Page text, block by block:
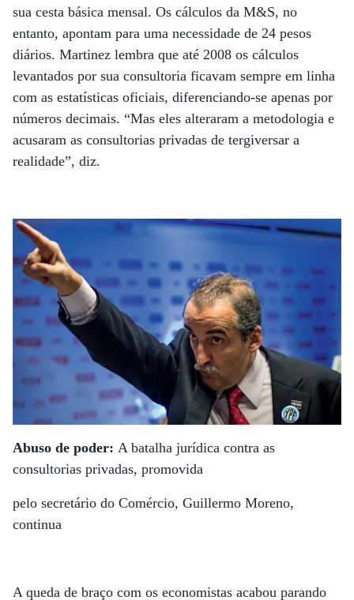
sua cesta básica mensal. Os cálculos da M&S, no
entanto, apontam para uma necessidade de 24 pesos
diários. Martinez lembra que até 2008 os cálculos
levantados por sua consultoria ficavam sempre em linha
com as estatísticas oficiais, diferenciando-se apenas por
números decimais. “Mas eles alteraram a metodologia e
acusaram as consultorias privadas de tergiversar a
realidade”, diz.
Abuso de poder: A batalha jurídica contra as
consultorias privadas, promovida
pelo secretário do Comércio, Guillermo Moreno,
continua
A queda de braço com os economistas acabou parando